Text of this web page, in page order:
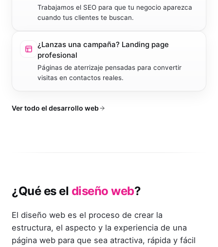
Trabajamos el SEO para que tu negocio aparezca
cuando tus clientes te buscan.
¿Lanzas una campaña? Landing page
profesional
Páginas de aterrizaje pensadas para convertir
visitas en contactos reales.
Ver todo el desarrollo web
¿Qué es el diseño web?
El diseño web es el proceso de crear la
estructura, el aspecto y la experiencia de una
página web para que sea atractiva, rápida y fácil